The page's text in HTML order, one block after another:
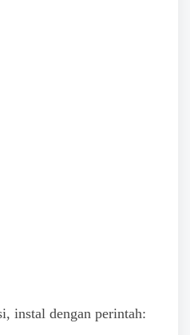
instal dengan perintah: